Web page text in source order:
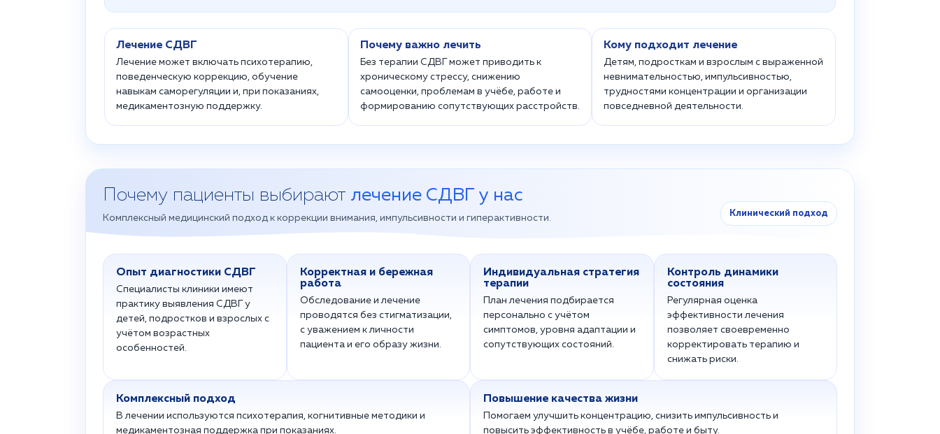
Лечение СДВГ
Лечение может включать психотерапию,
поведенческую коррекцию, обучение
навыкам саморегуляции и, при показаниях,
медикаментозную поддержку.
Почему важно лечить
Без терапии СДВГ может приводить к
хроническому стрессу, снижению
самооценки, проблемам в учёбе, работе и
формированию сопутствующих расстройств.
Кому подходит лечение
Детям, подросткам и взрослым с выраженной
невнимательностью, импульсивностью,
трудностями концентрации и организации
повседневной деятельности.
Почему пациенты выбирают лечение СДВГ у нас
Комплексный медицинский подход к коррекции внимания, импульсивности и гиперактивности. Клинический подход
Опыт диагностики СДВГ
Специалисты клиники имеют
практику выявления СДВГ у
детей, подростков и взрослых с
учётом возрастных
особенностей.
Корректная и бережная
работа
Обследование и лечение
проводятся без стигматизации,
с уважением к личности
пациента и его образу жизни.
Индивидуальная стратегия
терапии
План лечения подбирается
персонально с учётом
симптомов, уровня адаптации и
сопутствующих состояний.
Контроль динамики
состояния
Регулярная оценка
эффективности лечения
позволяет своевременно
корректировать терапию и
снижать риски.
Комплексный подход
В лечении используются психотерапия, когнитивные методики и
медикаментозная поддержка при показаниях.
Повышение качества жизни
Помогаем улучшить концентрацию, снизить импульсивность и
повысить эффективность в учёбе, работе и быту.